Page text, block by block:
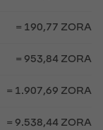
= 190,77 ZORA
= 953,84 ZORA
= 1.907,69 ZORA
= 9.538,44 ZORA